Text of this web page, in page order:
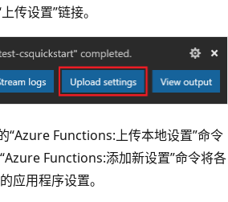
传设置”链接。
“Azure Functions:上传本地设置”命令
Functions:添加新设置”命令将各
应用程序设置。